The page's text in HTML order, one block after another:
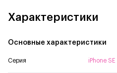
Характеристики
Основные характеристики
Серия iPhone